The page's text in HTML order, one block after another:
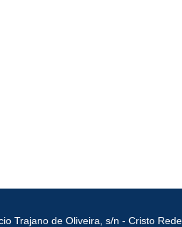
Trajano de Oliveira, s/n - Cristo